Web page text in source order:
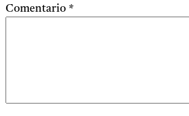
Comentario *